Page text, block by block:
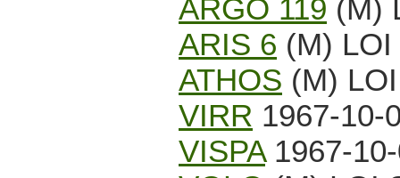
ARGO 119 (M)
ARIS 6 (M)
ATHOS (M)
VIRR 1967-10-
VISPA1967-